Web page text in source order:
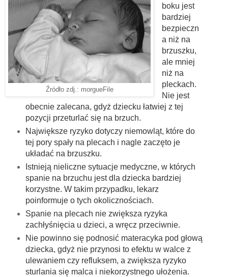
Źródło zdj.: morgueFile
boku jest
bardziej
bezpieczn
a niż na
brzuszku,
ale mniej
niż na
pleckach.
Nie jest
obecnie zalecana, gdyż dziecku łatwiej z tej
pozycji przeturlać się na brzuch.
Największe ryzyko dotyczy niemowląt, które do
tej pory spały na plecach i nagle zaczęto je
układać na brzuszku.
Istnieją nieliczne sytuacje medyczne, w których
spanie na brzuchu jest dla dziecka bardziej
korzystne. W takim przypadku, lekarz
poinformuje o tych okolicznościach.
Spanie na plecach nie zwiększa ryzyka
zachłyśnięcia u dzieci, a wręcz przeciwnie.
Nie powinno się podnosić materacyka pod głową
dziecka, gdyż nie przynosi to efektu w walce z
ulewaniem czy refluksem, a zwiększa ryzyko
sturlania się malca i niekorzystnego ułożenia.